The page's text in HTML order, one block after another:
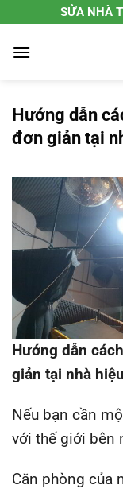
đến
nội
SỬA NHÀ
Hướng dẫn
đơn giản tại
Hướng dẫn
giản tại nhà
Nếu bạn cần
với thế giới bên
Căn phòng của